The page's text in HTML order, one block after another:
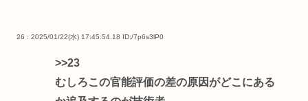
26 : 2025/01/22(水) 17:45:54.18 ID:/7p6s3lP0
>>23
むしろこの官能評価の差の原因がどこにある